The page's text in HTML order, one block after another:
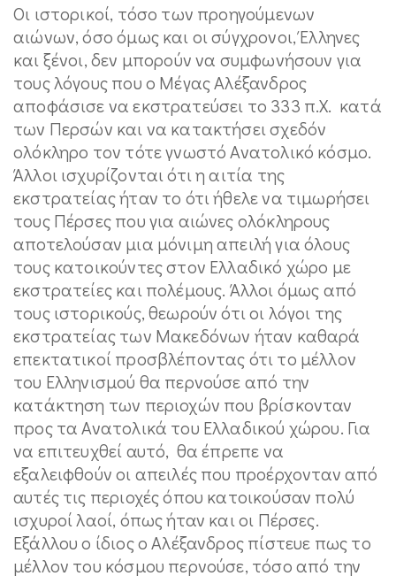
Οι ιστορικοί, τόσο των προηγούμενων
αιώνων, όσο όμως και οι σύγχρονοι, Έλληνες
και ξένοι, δεν μπορούν να συμφωνήσουν για
τους λόγους που ο Μέγας Αλέξανδρος
αποφάσισε να εκστρατεύσει το 333 π.Χ. κατά
των Περσών και να κατακτήσει σχεδόν
ολόκληρο τον τότε γνωστό Ανατολικό κόσμο.
Άλλοι ισχυρίζονται ότι η αιτία της
εκστρατείας ήταν το ότι ήθελε να τιμωρήσει
τους Πέρσες που για αιώνες ολόκληρους
αποτελούσαν μια μόνιμη απειλή για όλους
τους κατοικούντες στον Ελλαδικό χώρο με
εκστρατείες και πολέμους. Άλλοι όμως από
τους ιστορικούς, θεωρούν ότι οι λόγοι της
εκστρατείας των Μακεδόνων ήταν καθαρά
επεκτατικοί προσβλέποντας ότι το μέλλον
του Ελληνισμού θα περνούσε από την
κατάκτηση των περιοχών που βρίσκονταν
προς τα Ανατολικά του Ελλαδικού χώρου. Για
να επιτευχθεί αυτό, θα έπρεπε να
εξαλειφθούν οι απειλές που προέρχονταν από
αυτές τις περιοχές όπου κατοικούσαν πολύ
ισχυροί λαοί, όπως ήταν και οι Πέρσες.
Εξάλλου ο ίδιος ο Αλέξανδρος πίστευε πως το
μέλλον του κόσμου περνούσε, τόσο από την